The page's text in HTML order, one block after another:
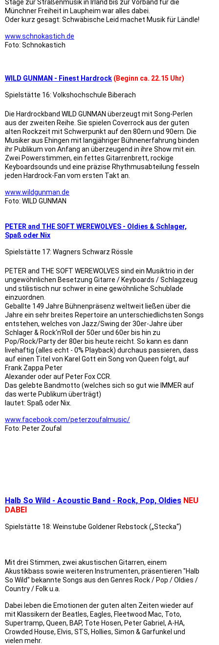
Stage zur Straßenmusik in Irland bis zur Vorband für die
Münchner Freiheit in Laupheim war alles dabei.
Oder kurz gesagt: Schwäbische Leid machet Musik für Ländle!
www.schnokastich.de
Foto: Schnokastich
WILD GUNMAN - Finest Hardrock (Beginn ca. 22.15 Uhr)
Spielstätte 16: Volkshochschule Biberach
Die Hardrockband WILD GUNMAN überzeugt mit Song-Perlen
aus der zweiten Reihe. Sie spielen Coverrock aus der guten
alten Rockzeit mit Schwerpunkt auf den 80ern und 90ern. Die
Musiker aus Ehingen mit langjähriger Bühnenerfahrung binden
ihr Publikum von Anfang an überzeugend in ihre Show mit ein.
Zwei Powerstimmen, ein fettes Gitarrenbrett, rockige
Keyboardsounds und eine präzise Rhythmusabteilung fesseln
jeden Hardrock-Fan vom ersten Takt an.
www.wildgunman.de
Foto: WILD GUNMAN
PETER and THE SOFT WEREWOLVES - Oldies & Schlager,
Spaß oder Nix
Spielstätte 17: Wagners Schwarz Rössle
PETER and THE SOFT WEREWOLVES sind ein Musiktrio in der
ungewöhnlichen Besetzung Gitarre / Keyboards / Schlagzeug
und stilistisch nur schwer in eine gewöhnliche Schublade
einzuordnen.
Geballte 149 Jahre Bühnenpräsenz weltweit ließen über die
Jahre ein sehr breites Repertoire an unterschiedlichsten Songs
entstehen, welches von Jazz/Swing der 30er-Jahre über
Schlager & Rock‘n‘Roll der 50er und 60er bis hin zu
Pop/Rock/Party der 80er bis heute reicht. So kann es dann
livehaftig (alles echt - 0% Playback) durchaus passieren, dass
auf einen Titel von Karel Gott ein Song von Queen folgt, auf
Frank Zappa Peter
Alexander oder auf Peter Fox CCR.
Das gelebte Bandmotto (welches sich so gut wie IMMER auf
das werte Publikum überträgt)
lautet: Spaß oder Nix.
www.facebook.com/peterzoufalmusic/
Foto: Peter Zoufal
Halb So Wild - Acoustic Band - Rock, Pop, Oldies NEU
DABEI
Spielstätte 18: Weinstube Goldener Rebstock („Stecka“)
Mit drei Stimmen, zwei akustischen Gitarren, einem
Akustikbass sowie weiteren Instrumenten, präsentieren "Halb
So Wild" bekannte Songs aus den Genres Rock / Pop / Oldies /
Country / Folk u.a.
Dabei leben die Emotionen der guten alten Zeiten wieder auf
mit Klassikern der Beatles, Eagles, Fleetwood Mac, Toto,
Supertramp, Queen, BAP, Tote Hosen, Peter Gabriel, A-HA,
Crowded House, Elvis, STS, Hollies, Simon & Garfunkel und
vielen mehr.